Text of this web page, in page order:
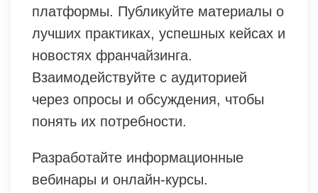
платформы. Публикуйте материалы о
лучших практиках, успешных кейсах и
новостях франчайзинга.
Взаимодействуйте с аудиторией
через опросы и обсуждения, чтобы
понять их потребности.
Разработайте информационные
вебинары и онлайн-курсы.